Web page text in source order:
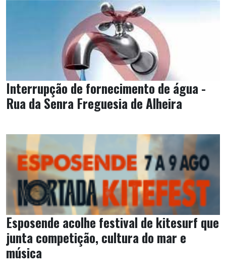
Interrupção de fornecimento de água -
Rua da Senra Freguesia de Alheira
Esposende acolhe festival de kitesurf que
junta competição, cultura do mar e
música